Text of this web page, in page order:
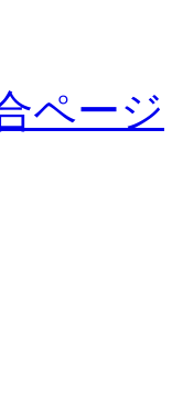
ページ